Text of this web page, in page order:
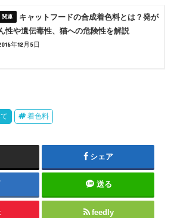
キャットフードの合成着色料とは？発が
性や遺伝毒性、猫への危険性を解説
年12月5日
着色料
シェア
送る
feedly